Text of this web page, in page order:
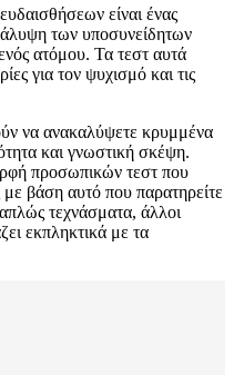
είναι ένας
των υποσυνείδητων
ατόμου. Τα τεστ αυτά
για τον ψυχισμό και τις
να ανακαλύψετε κρυμμένα
και γνωστική σκέψη.
προσωπικών τεστ που
βάση αυτό που παρατηρείτε
τεχνάσματα, άλλοι
εκπληκτικά με τα